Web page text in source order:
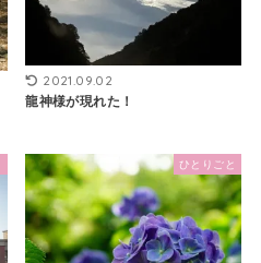
2021.09.02
龍神様が現れた！
ひとりごと